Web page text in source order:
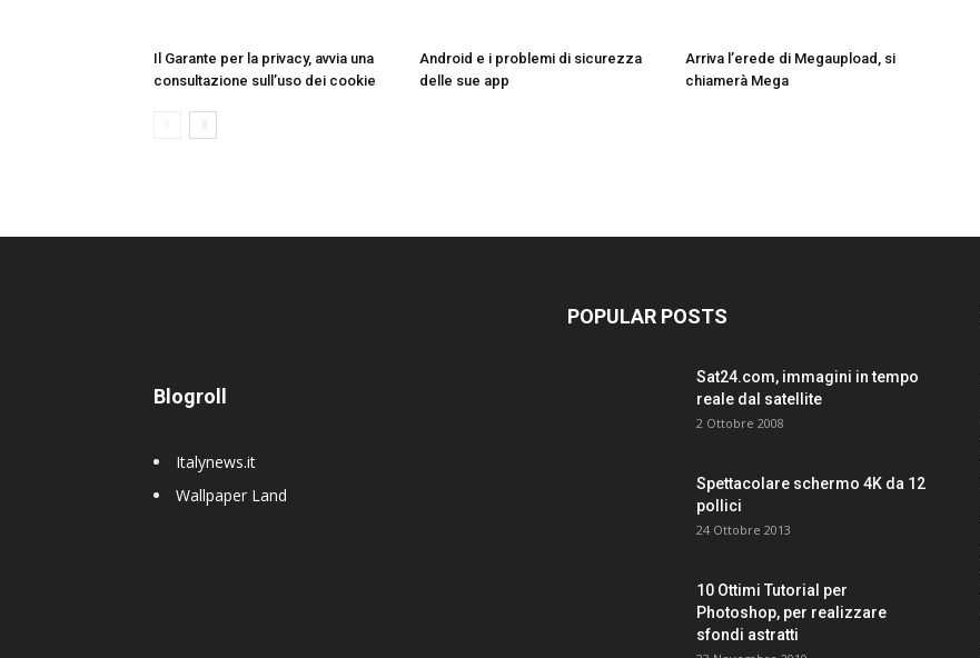
Il Garante per la privacy, avvia una
consultazione sull’uso dei cookie
Android e i problemi di sicurezza
delle sue app
Arriva l’erede di Megaupload, si
chiamerà Mega
Blogroll
Italynews.it
Wallpaper Land
POPULAR POSTS
Sat24.com, immagini in tempo
reale dal satellite
2 Ottobre 2008
Spettacolare schermo 4K da 12
pollici
24 Ottobre 2013
10 Ottimi Tutorial per
Photoshop, per realizzare
sfondi astratti